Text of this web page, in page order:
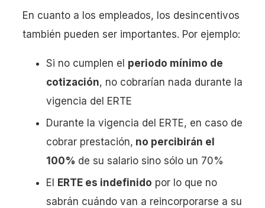
En cuanto a los empleados, los desincentivos
también pueden ser importantes. Por ejemplo:
Si no cumplen el periodo mínimo de
cotización, no cobrarían nada durante la
vigencia del ERTE
Durante la vigencia del ERTE, en caso de
cobrar prestación, no percibirán el
100% de su salario sino sólo un 70%
El ERTE es indefinido por lo que no
sabrán cuándo van a reincorporarse a su